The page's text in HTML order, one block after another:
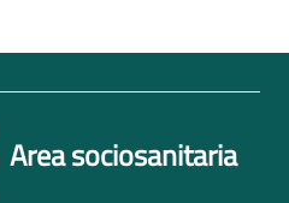
Area sociosanitaria